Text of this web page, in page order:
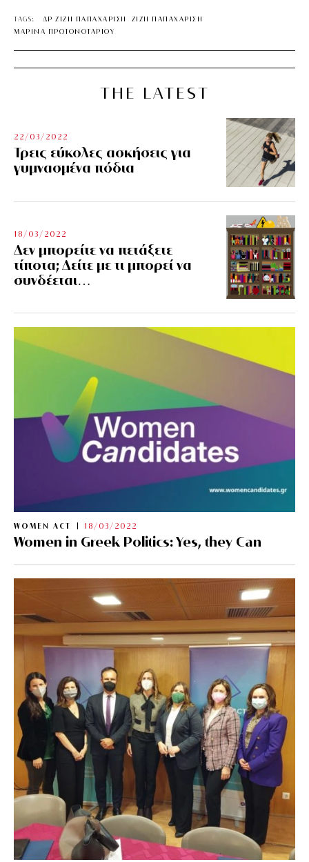
TAGS: ΔΡ ΖΙΖΗ ΠΑΠΑΧΑΡΙΣΗ
ΖΙΖΗ ΠΑΠΑΧΑΡΙΣΗ
ΜΑΡΙΝΑ ΠΡΩΤΟΝΟΤΑΡΙΟΥ
THE LATEST
22/03/2022
Τρεις εύκολες ασκήσεις για
γυμνασμένα πόδια
18/03/2022
Δεν μπορείτε να πετάξετε
τίποτα; Δείτε με τι μπορεί να
συνδέεται…
WOMEN ACT 18/03/2022
Women in Greek Politics: Yes, they Can